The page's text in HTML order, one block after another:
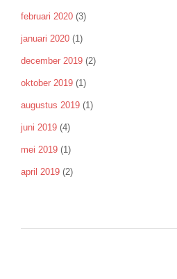
februari 2020 (3)
januari 2020 (1)
december 2019 (2)
oktober 2019 (1)
augustus 2019 (1)
juni 2019 (4)
mei 2019 (1)
april 2019 (2)